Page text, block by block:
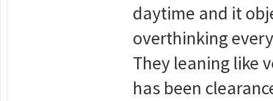
daytime and it
overthinking
They leaning like
has been